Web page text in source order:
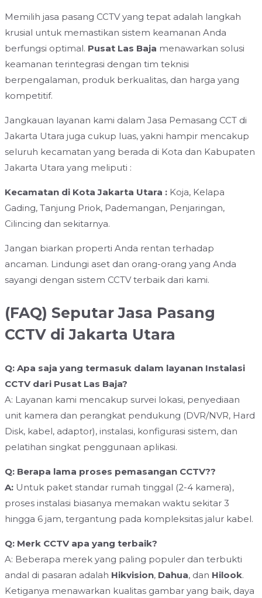
Memilih jasa pasang CCTV yang tepat adalah langkah
krusial untuk memastikan sistem keamanan Anda
berfungsi optimal. Pusat Las Baja menawarkan solusi
keamanan terintegrasi dengan tim teknisi
berpengalaman, produk berkualitas, dan harga yang
kompetitif.
Jangkauan layanan kami dalam Jasa Pemasang CCT di
Jakarta Utara juga cukup luas, yakni hampir mencakup
seluruh kecamatan yang berada di Kota dan Kabupaten
Jakarta Utara yang meliputi :
Kecamatan di Kota Jakarta Utara : Koja, Kelapa
Gading, Tanjung Priok, Pademangan, Penjaringan,
Cilincing dan sekitarnya.
Jangan biarkan properti Anda rentan terhadap
ancaman. Lindungi aset dan orang-orang yang Anda
sayangi dengan sistem CCTV terbaik dari kami.
(FAQ) Seputar Jasa Pasang
CCTV di Jakarta Utara
Q: Apa saja yang termasuk dalam layanan Instalasi
CCTV dari Pusat Las Baja?
A: Layanan kami mencakup survei lokasi, penyediaan
unit kamera dan perangkat pendukung (DVR/NVR, Hard
Disk, kabel, adaptor), instalasi, konfigurasi sistem, dan
pelatihan singkat penggunaan aplikasi.
Q: Berapa lama proses pemasangan CCTV??
A: Untuk paket standar rumah tinggal (2-4 kamera),
proses instalasi biasanya memakan waktu sekitar 3
hingga 6 jam, tergantung pada kompleksitas jalur kabel.
Q: Merk CCTV apa yang terbaik?
A: Beberapa merek yang paling populer dan terbukti
andal di pasaran adalah Hikvision, Dahua, dan Hilook.
Ketiganya menawarkan kualitas gambar yang baik, daya